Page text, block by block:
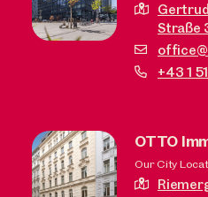
Straße
+43 1
OTTO
Our City